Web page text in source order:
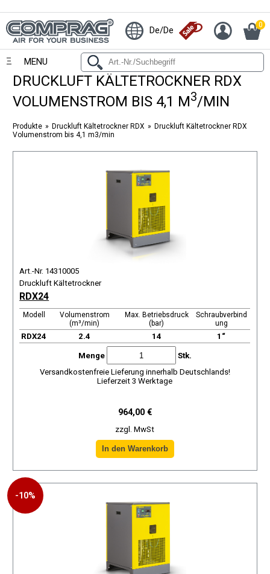
De/De 0
MENU
DRUCKLUFT KÄLTETROCKNER RDX
VOLUMENSTROM BIS 4,1 M3/MIN
Produkte Druckluft Kältetrockner RDX
Druckluft Kältetrockner RDX
Volumenstrom bis 4,1 m3/min
Art.-Nr. 14310005
Druckluft Kältetrockner
RDX24
Modell
Volumenstrom
(m³/min)
Max. Betriebsdruck
(bar)
Schraubverbind
ung
RDX24 2.4 14 1“
Menge
Stk.
Versandkostenfreie Lieferung innerhalb Deutschlands!
Lieferzeit 3 Werktage
964,00 €
zzgl. MwSt
-10%